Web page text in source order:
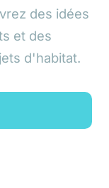
des idées
et des
d'habitat.